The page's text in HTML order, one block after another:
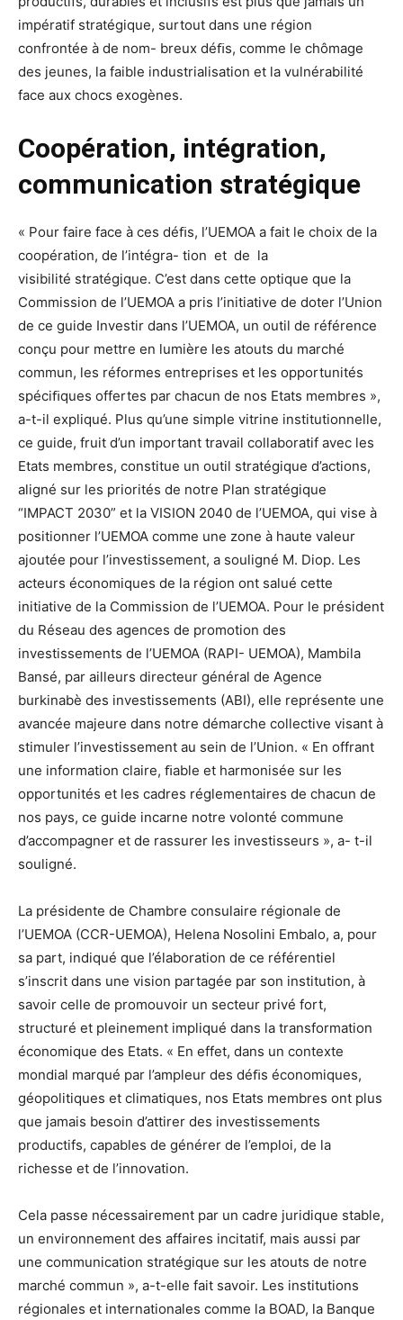
impératif stratégique, surtout dans une région
confrontée à de nom- breux déﬁs, comme le chômage
des jeunes, la faible industrialisation et la vulnérabilité
face aux chocs exogènes.
Coopération, intégration,
communication stratégique
« Pour faire face à ces déﬁs, l’UEMOA a fait le choix de la
coopération, de l’intégra- tion et de la
visibilité stratégique. C’est dans cette optique que la
Commission de l’UEMOA a pris l’initiative de doter l’Union
de ce guide Investir dans l’UEMOA, un outil de référence
conçu pour mettre en lumière les atouts du marché
commun, les réformes entreprises et les opportunités
spéciﬁques offertes par chacun de nos Etats membres »,
a-t-il expliqué. Plus qu’une simple vitrine institutionnelle,
ce guide, fruit d’un important travail collaboratif avec les
Etats membres, constitue un outil stratégique d’actions,
aligné sur les priorités de notre Plan stratégique
“IMPACT 2030” et la VISION 2040 de l’UEMOA, qui vise à
positionner l’UEMOA comme une zone à haute valeur
ajoutée pour l’investissement, a souligné M. Diop. Les
acteurs économiques de la région ont salué cette
initiative de la Commission de l’UEMOA. Pour le président
du Réseau des agences de promotion des
investissements de l’UEMOA (RAPI- UEMOA), Mambila
Bansé, par ailleurs directeur général de Agence
burkinabè des investissements (ABI), elle représente une
avancée majeure dans notre démarche collective visant à
stimuler l’investissement au sein de l’Union. « En offrant
une information claire, ﬁable et harmonisée sur les
opportunités et les cadres réglementaires de chacun de
nos pays, ce guide incarne notre volonté commune
d’accompagner et de rassurer les investisseurs », a- t-il
souligné.
La présidente de Chambre consulaire régionale de
l’UEMOA (CCR-UEMOA), Helena Nosolini Embalo, a, pour
sa part, indiqué que l’élaboration de ce référentiel
s’inscrit dans une vision partagée par son institution, à
savoir celle de promouvoir un secteur privé fort,
structuré et pleinement impliqué dans la transformation
économique des Etats. « En effet, dans un contexte
mondial marqué par l’ampleur des déﬁs économiques,
géopolitiques et climatiques, nos Etats membres ont plus
que jamais besoin d’attirer des investissements
productifs, capables de générer de l’emploi, de la
richesse et de l’innovation.
Cela passe nécessairement par un cadre juridique stable,
un environnement des affaires incitatif, mais aussi par
une communication stratégique sur les atouts de notre
marché commun », a-t-elle fait savoir. Les institutions
régionales et internationales comme la BOAD, la Banque